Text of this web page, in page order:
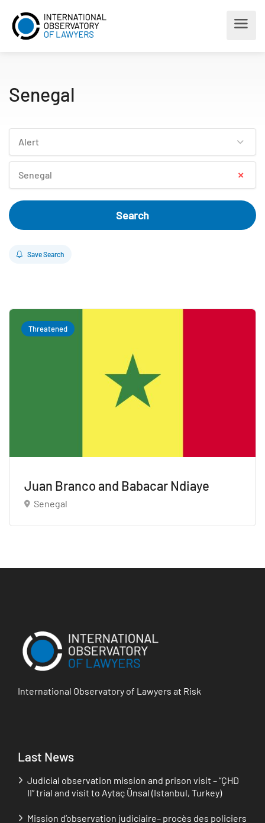
Senegal
Alert
Senegal ×
Search
Save Search
Threatened
Juan Branco and Babacar Ndiaye
Senegal
International Observatory of Lawyers at Risk
Last News
Judicial observation mission and prison visit – “ÇHD
II” trial and visit to Aytaç Ünsal (Istanbul, Turkey)
Mission d’observation judiciaire– procès des policiers